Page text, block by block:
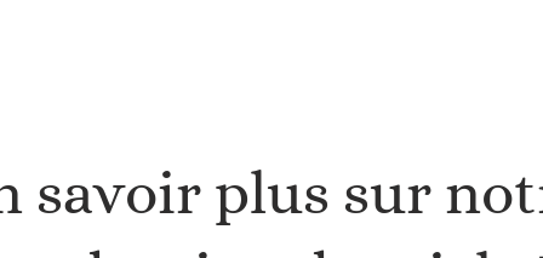
savoir plus sur